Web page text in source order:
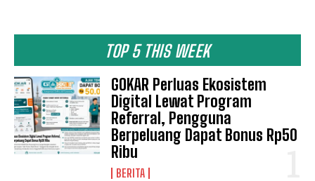
TOP 5 THIS WEEK
GOKAR Perluas Ekosistem
Digital Lewat Program
Referral, Pengguna
Berpeluang Dapat Bonus Rp50
Ribu
BERITA